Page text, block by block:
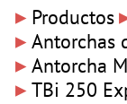
▸ Productos
▸ Antorchas
▸ Antorcha
▸ TBi 250